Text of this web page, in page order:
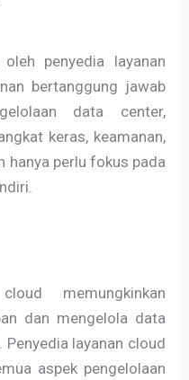
penyedia layanan
bertanggung jawab
data center,
keras, keamanan,
hanya perlu fokus pada
memungkinkan
dan mengelola data
layanan cloud
aspek pengelolaan